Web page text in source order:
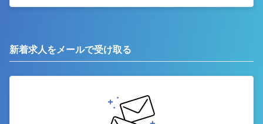
新着求人をメールで受け取る